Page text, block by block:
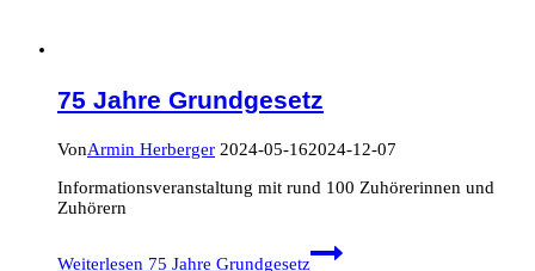
75 Jahre Grundgesetz
VonArmin Herberger 2024-05-162024-12-07
Informationsveranstaltung mit rund 100 Zuhörerinnen und
Zuhörern
Weiterlesen 75 Jahre Grundgesetz